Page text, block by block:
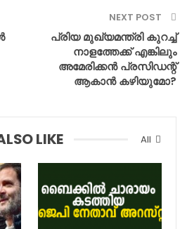
NEXT POST
പ്രിയ മുഖ്യമന്ത്രി കുറച്ച്
നാളത്തേക്ക് എങ്കിലും
അമേരിക്കൻ പ്രസിഡന്റ്
ആകാൻ കഴിയുമോ?
All
LIKE